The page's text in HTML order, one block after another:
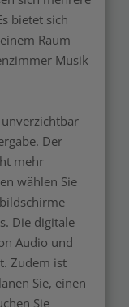
bietet sich
Raum
Musik
Der
mehr
wählen Sie
Die digitale
Audio und
Zudem ist
Sie, einen
Sie